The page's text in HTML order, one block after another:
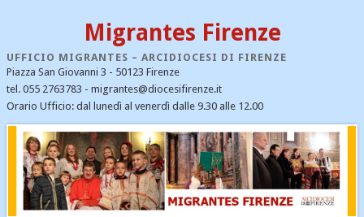
Migrantes Firenze
UFFICIO MIGRANTES – ARCIDIOCESI DI FIRENZE
Piazza San Giovanni 3 - 50123 Firenze
tel. 055 2763783 - migrantes@diocesifirenze.it
Orario Ufficio: dal lunedì al venerdì dalle 9.30 alle 12.00
CATEGORIE
Cristiani nel mondo
Dialogo interreligioso